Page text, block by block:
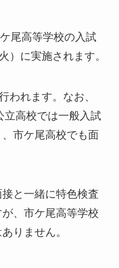
尾高等学校の入試
）に実施されます。
われます。なお、
立高校では一般入試
市ケ尾高校でも面
と一緒に特色検査
、市ケ尾高等学校
りません。